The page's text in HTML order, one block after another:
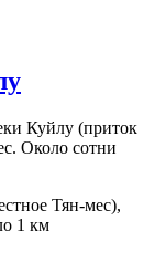
Куйлу (приток
Около сотни
Тян-мес),
1 км